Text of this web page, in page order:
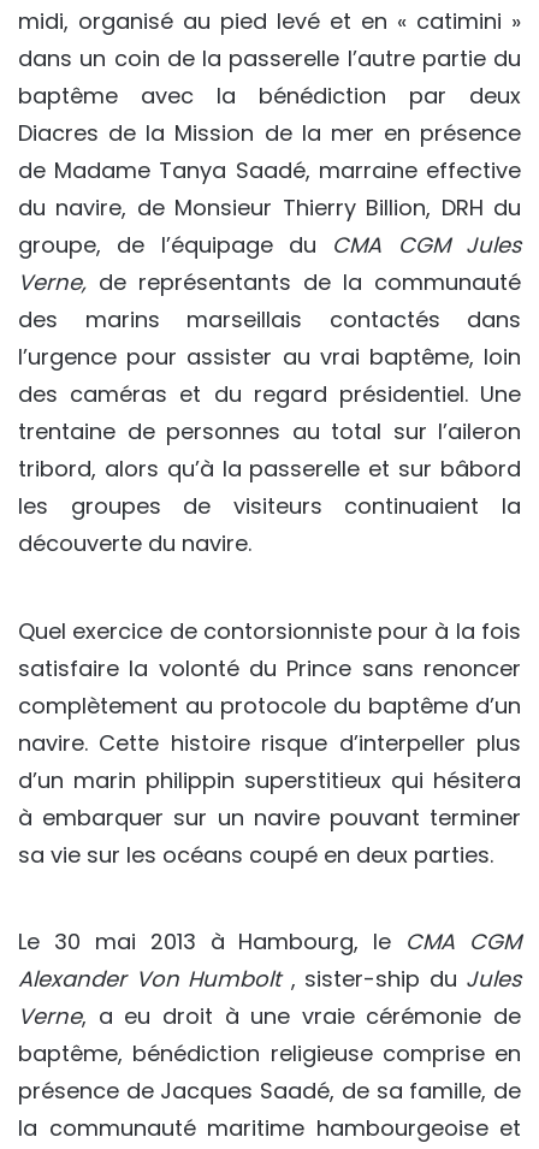
midi, organisé au pied levé et en « catimini »
dans un coin de la passerelle l’autre partie du
baptême avec la bénédiction par deux
Diacres de la Mission de la mer en présence
de Madame Tanya Saadé, marraine effective
du navire, de Monsieur Thierry Billion, DRH du
groupe, de l’équipage du CMA CGM Jules
Verne, de représentants de la communauté
des marins marseillais contactés dans
l’urgence pour assister au vrai baptême, loin
des caméras et du regard présidentiel. Une
trentaine de personnes au total sur l’aileron
tribord, alors qu’à la passerelle et sur bâbord
les groupes de visiteurs continuaient la
découverte du navire.
Quel exercice de contorsionniste pour à la fois
satisfaire la volonté du Prince sans renoncer
complètement au protocole du baptême d’un
navire. Cette histoire risque d’interpeller plus
d’un marin philippin superstitieux qui hésitera
à embarquer sur un navire pouvant terminer
sa vie sur les océans coupé en deux parties.
Le 30 mai 2013 à Hambourg, le CMA CGM
Alexander Von Humbolt , sister-ship du Jules
Verne, a eu droit à une vraie cérémonie de
baptême, bénédiction religieuse comprise en
présence de Jacques Saadé, de sa famille, de
la communauté maritime hambourgeoise et